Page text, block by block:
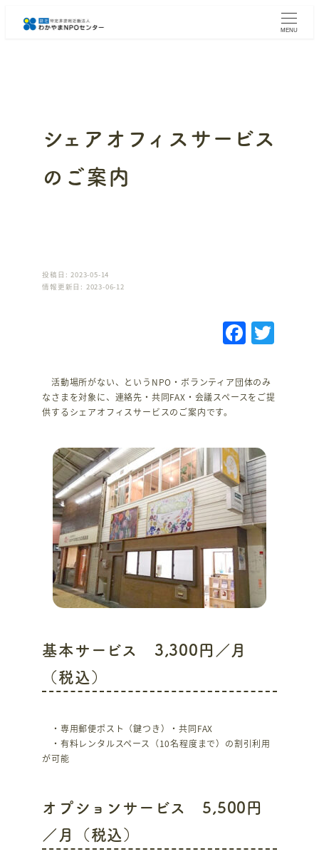
MENU
シェアオフィスサービス
のご案内
投稿日: 2023-05-14
情報更新日: 2023-06-12
F
a
c
e
o
o
k
T
te
活動場所がない、というNPO・ボランティア団体のみ
なさまを対象に、連絡先・共同FAX・会議スペースをご提
供するシェアオフィスサービスのご案内です。
基本サービス 3,300円／月
（税込）
・専用郵便ポスト（鍵つき）・共同FAX
・有料レンタルスペース（10名程度まで）の割引利用
が可能
オプションサービス 5,500円
／月（税込）